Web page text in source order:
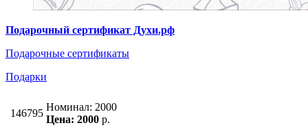
Подарочный сертификат Духи.рф
Подарочные сертификаты
Подарки
146795
Номинал: 2000
Цена: 2000 р.